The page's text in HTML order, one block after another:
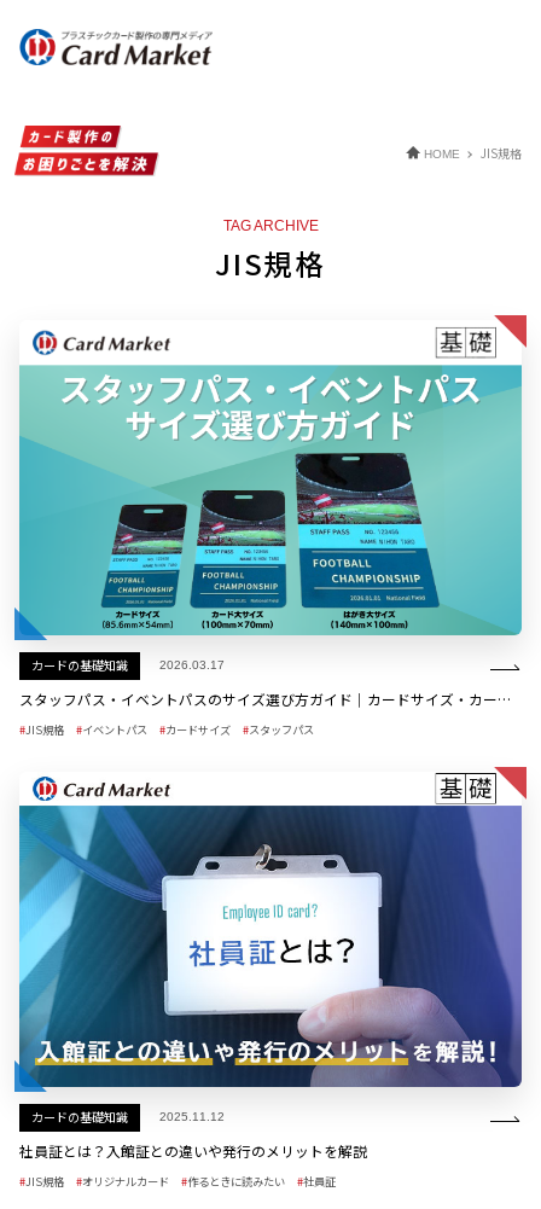
HOME JIS規格
TAG ARCHIVE
JIS規格
カードの基礎知識 2026.03.17
スタッフパス・イベントパスのサイズ選び方ガイド｜カードサイズ・カード大・はがき大サイズを比較
JIS規格 イベントパス カードサイズ スタッフパス
カードの基礎知識 2025.11.12
社員証とは？入館証との違いや発行のメリットを解説
JIS規格 オリジナルカード 作るときに読みたい 社員証